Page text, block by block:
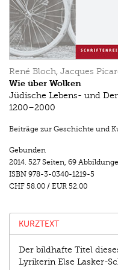
René Bloch, Jacques
Wie über Wolken
Jüdische Lebens- und
1200–2000
Beiträge zur Geschichte und
Gebunden
2014. 527 Seiten, 69
ISBN 978-3-0340-1219-5
CHF 58.00 / EUR 52.00
KURZTEXT
Der bildhafte Titel
Lyrikerin Else Lasker-